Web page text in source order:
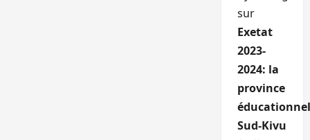
sur
Exetat
2023-
2024: la
province
Sud-Kivu